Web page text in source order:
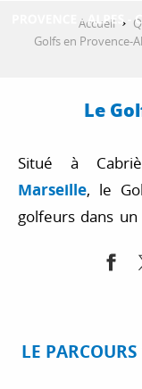
QUE FAIRE
Accueil
Golfs en Provence-
Le
Situé à
Marseille, le
golfeurs dans
du Luberon.
LE